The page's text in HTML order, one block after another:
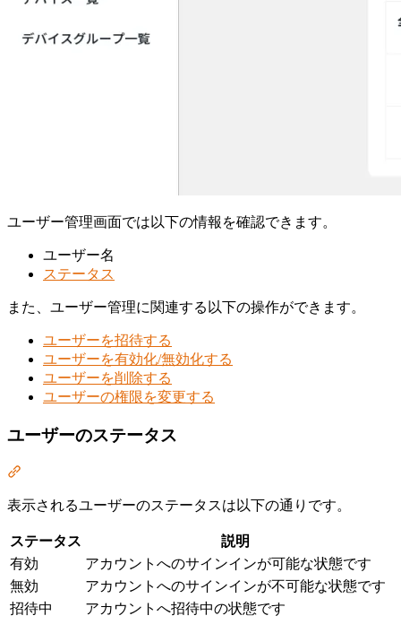
ユーザー管理画面では以下の情報を確認できます。
ユーザー名
ステータス
また、ユーザー管理に関連する以下の操作ができます。
ユーザーを招待する
ユーザーを有効化/無効化する
ユーザーを削除する
ユーザーの権限を変更する
ユーザーのステータス
表示されるユーザーのステータスは以下の通りです。
ステータス
説明
有効
アカウントへのサインインが可能な状態です
無効
アカウントへのサインインが不可能な状態です
招待中
アカウントへ招待中の状態です